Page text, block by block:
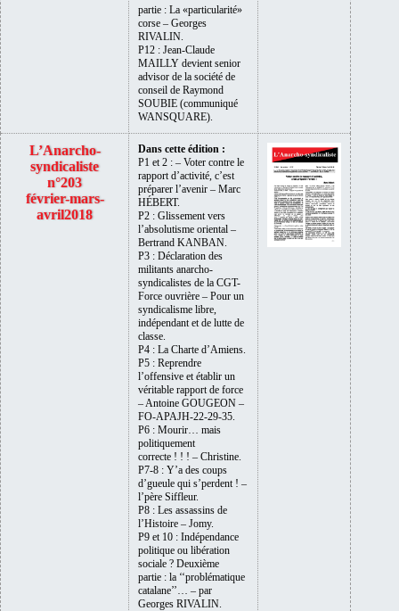
partie : La «particularité»
corse – Georges
RIVALIN.
P12 : Jean-Claude
MAILLY devient senior
advisor de la société de
conseil de Raymond
SOUBIE (communiqué
WANSQUARE).
L’Anarcho-
syndicaliste
n°203
février-mars-
avril2018
Dans cette édition :
P1 et 2 : – Voter contre le
rapport d’activité, c’est
préparer l’avenir – Marc
HÉBERT.
P2 : Glissement vers
l’absolutisme oriental –
Bertrand KANBAN.
P3 : Déclaration des
militants anarcho-
syndicalistes de la CGT-
Force ouvrière – Pour un
syndicalisme libre,
indépendant et de lutte de
classe.
P4 : La Charte d’Amiens.
P5 : Reprendre
l’offensive et établir un
véritable rapport de force
– Antoine GOUGEON –
FO-APAJH-22-29-35.
P6 : Mourir… mais
politiquement
correcte ! ! ! – Christine.
P7-8 : Y’a des coups
d’gueule qui s’perdent ! –
l’père Siffleur.
P8 : Les assassins de
l’Histoire – Jomy.
P9 et 10 : Indépendance
politique ou libération
sociale ? Deuxième
partie : la ‘‘problématique
catalane’’… – par
Georges RIVALIN.